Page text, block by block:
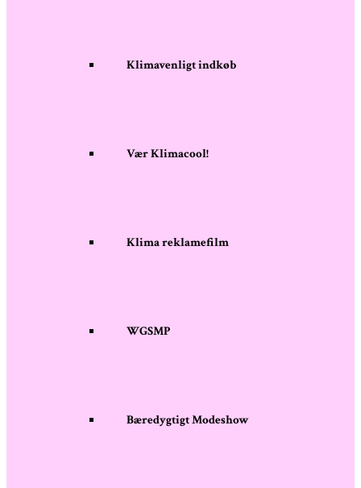
Klimavenligt indkøb
Vær Klimacool!
Klima reklamefilm
WGSMP
Bæredygtigt Modeshow